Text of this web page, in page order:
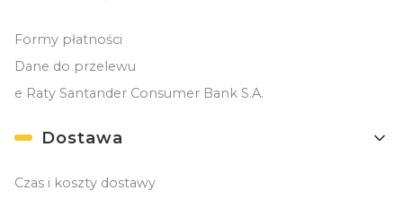
Formy płatności
Dane do przelewu
e Raty Santander Consumer Bank S.A.
Dostawa
Czas i koszty dostawy